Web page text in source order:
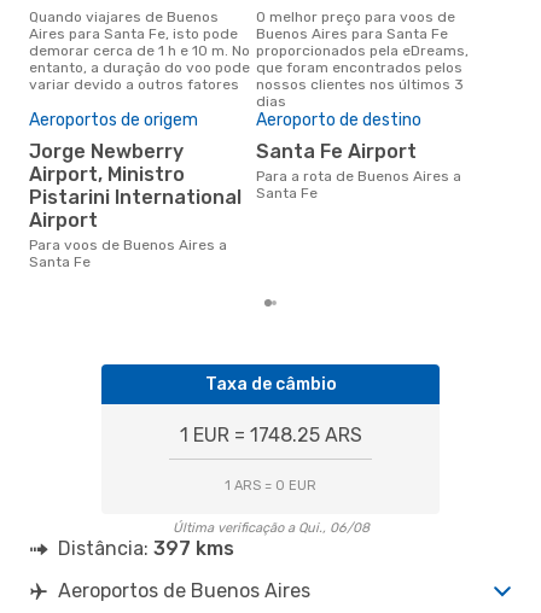
Quando viajares de Buenos
Aires para Santa Fe, isto pode
demorar cerca de 1 h e 10 m. No
entanto, a duração do voo pode
variar devido a outros fatores
O melhor preço para voos de
Buenos Aires para Santa Fe
proporcionados pela eDreams,
que foram encontrados pelos
nossos clientes nos últimos 3
dias
Aeroportos de origem
Jorge Newberry
Airport, Ministro
Pistarini International
Airport
Para voos de Buenos Aires a
Santa Fe
Aeroporto de destino
Santa Fe Airport
Para a rota de Buenos Aires a
Santa Fe
Taxa de câmbio
1 EUR = 1748.25 ARS
1 ARS = 0 EUR
Última verificação a Qui., 06/08
Distância: 397 kms
Aeroportos de Buenos Aires